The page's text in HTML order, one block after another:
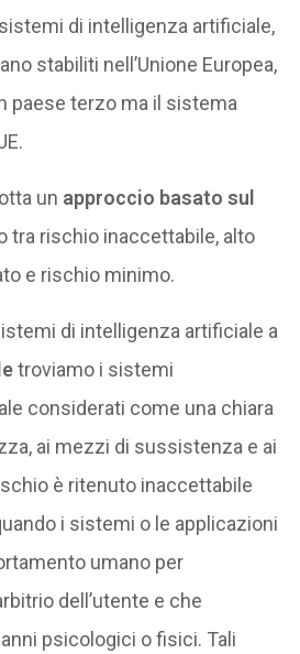
di intelligenza artificiale,
stabiliti nell’Unione Europea,
paese terzo ma il sistema
un approccio basato sul
tra rischio inaccettabile, alto
e rischio minimo.
di intelligenza artificiale a
troviamo i sistemi
considerati come una chiara
ai mezzi di sussistenza e ai
è ritenuto inaccettabile
i sistemi o le applicazioni
umano per
dell’utente e che
psicologici o fisici. Tali